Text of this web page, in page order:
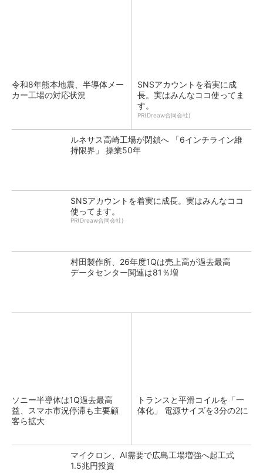
令和8年熊本地震、半導体メー
カー工場の対応状況
SNSアカウントを着実に成
長。実はみんなココ使ってま
す。
PR(Dreaw合同会社)
ルネサス高崎工場が閉鎖へ 「6インチライン維
持限界」 操業50年
SNSアカウントを着実に成長。実はみんなココ
使ってます。
PR(Dreaw合同会社)
村田製作所、26年度1Qは売上高が過去最高
データセンター関連は81％増
ソニー半導体は1Q過去最高
益、スマホ市況停滞も主要顧
客ら拡大
トランスと平滑コイルを「一
体化」 電源サイズを3分の2に
マイクロン、AI需要で広島工場増強へ起工式
1.5兆円投資